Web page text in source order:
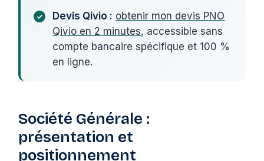
Devis Qivio : obtenir mon devis PNO
Qivio en 2 minutes, accessible sans
compte bancaire spécifique et 100 %
en ligne.
Société Générale :
présentation et
positionnement